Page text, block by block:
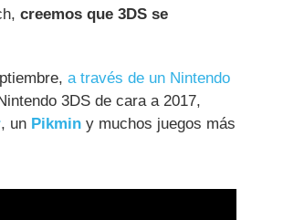
creemos que 3DS se
a través de un Nintendo
3DS de cara a 2017,
, un Pikmin y muchos juegos más